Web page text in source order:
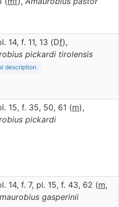
14, f. 11, 13 (Df),
pickardi tirolensis
description
15, f. 35, 50, 61 (m),
pickardi
14, f. 7, pl. 15, f. 43, 62 (m,
gasperinii